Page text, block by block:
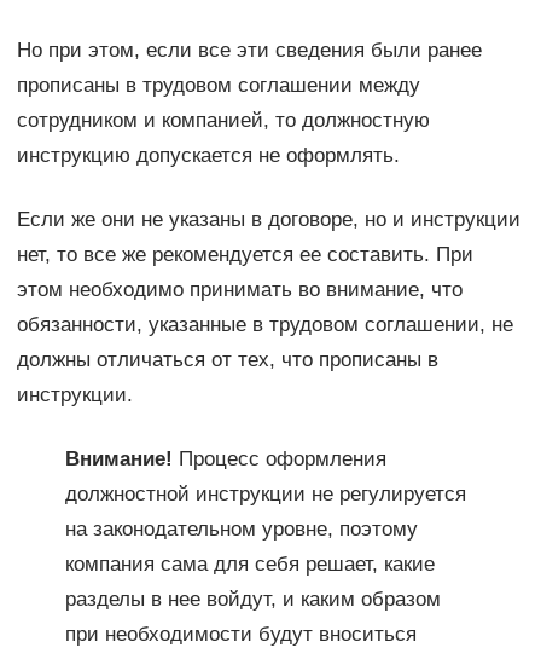
Но при этом, если все эти сведения были ранее
прописаны в трудовом соглашении между
сотрудником и компанией, то должностную
инструкцию допускается не оформлять.
Если же они не указаны в договоре, но и инструкции
нет, то все же рекомендуется ее составить. При
этом необходимо принимать во внимание, что
обязанности, указанные в трудовом соглашении, не
должны отличаться от тех, что прописаны в
инструкции.
Внимание! Процесс оформления
должностной инструкции не регулируется
на законодательном уровне, поэтому
компания сама для себя решает, какие
разделы в нее войдут, и каким образом
при необходимости будут вноситься